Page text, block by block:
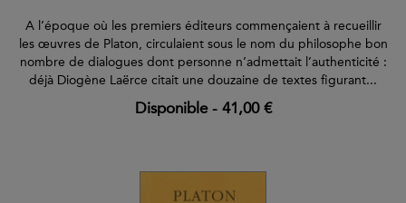
A l’époque où les premiers éditeurs commençaient à recueillir
les œuvres de Platon, circulaient sous le nom du philosophe bon
nombre de dialogues dont personne n’admettait l’authenticité :
déjà Diogène Laërce citait une douzaine de textes figurant...
Disponible- 41,00 €